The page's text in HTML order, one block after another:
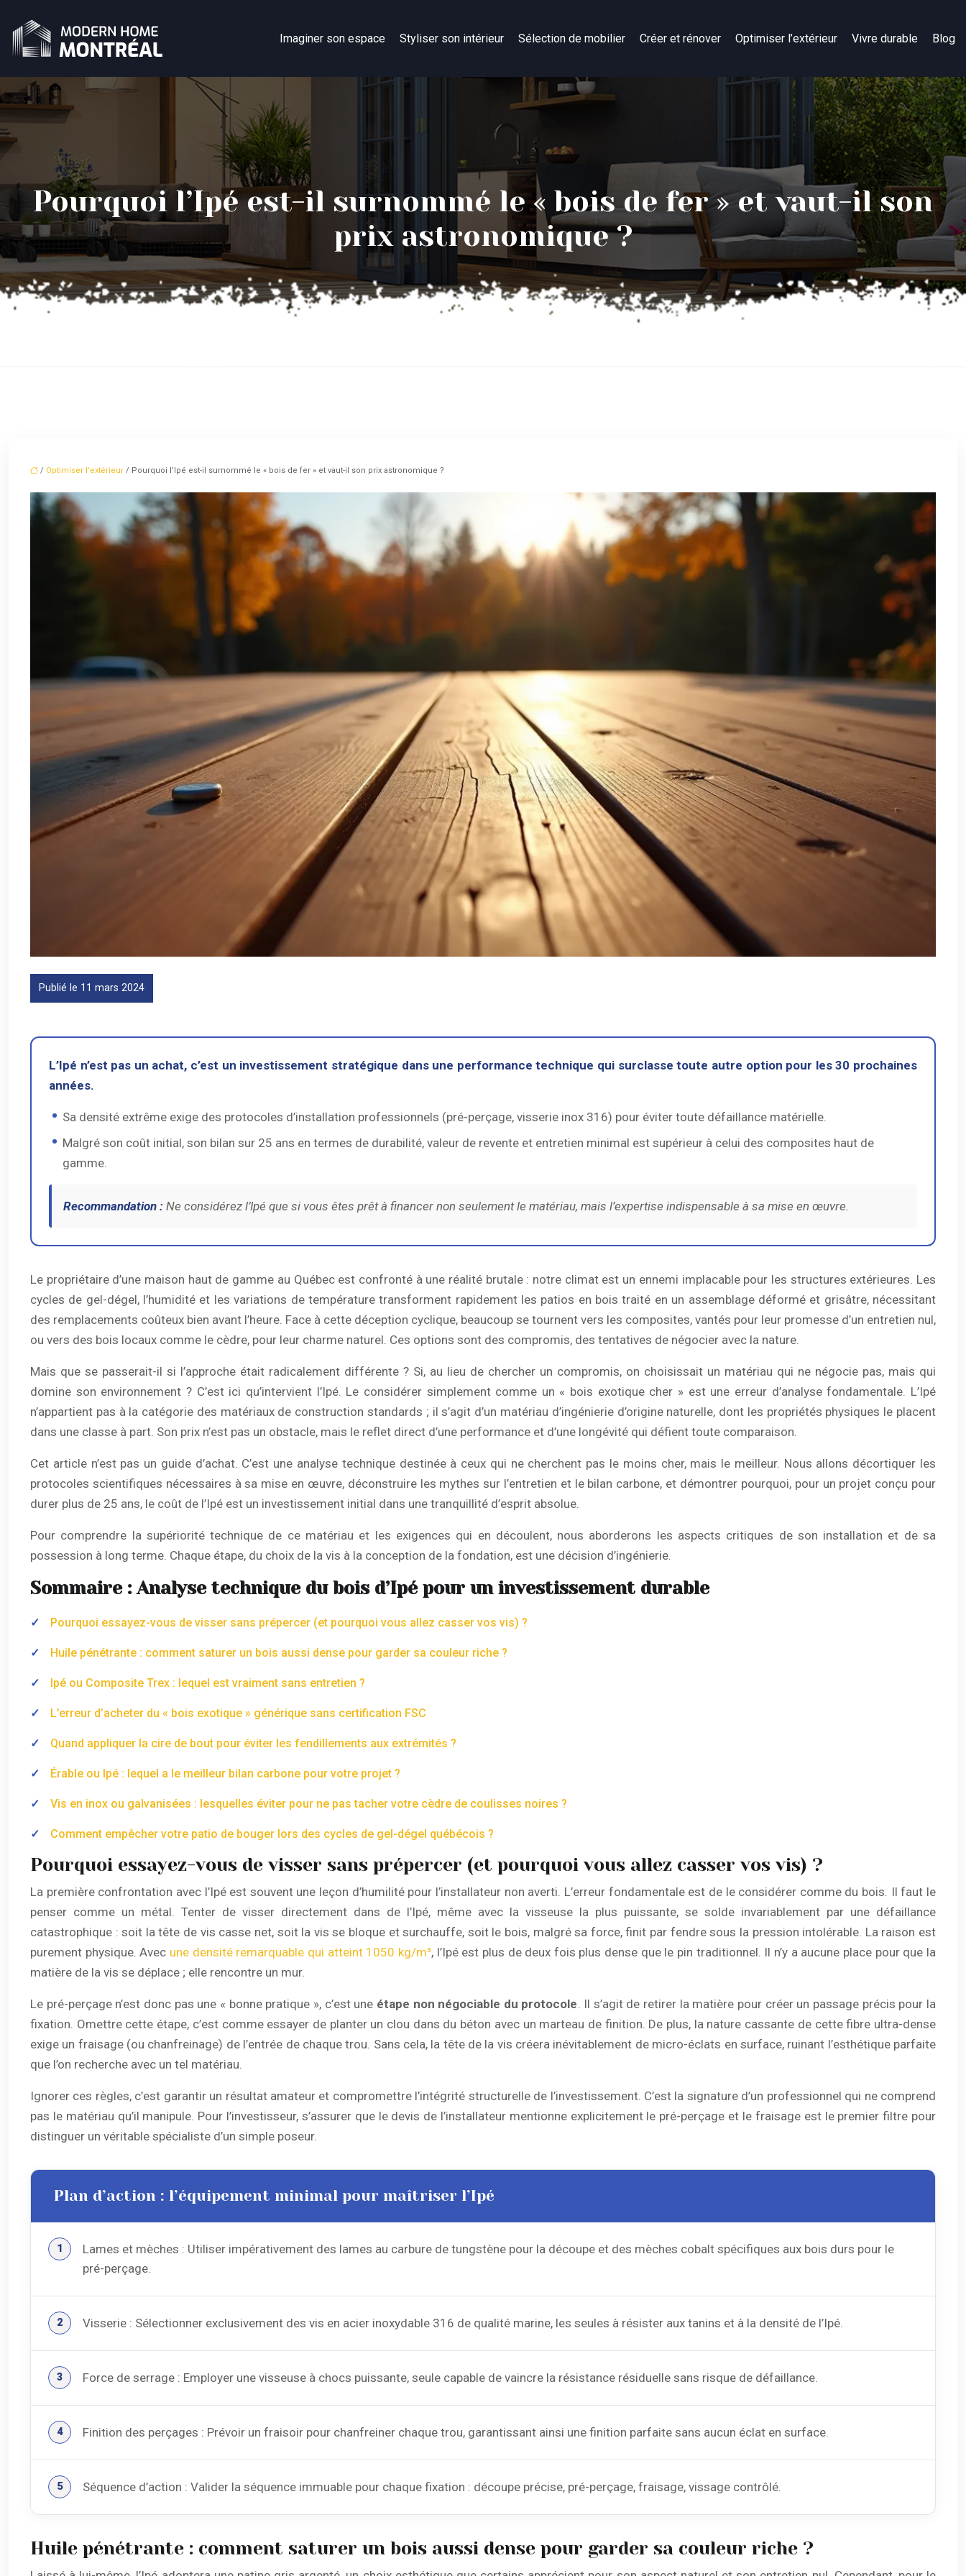
Imaginer son espace Styliser son intérieur Sélection de mobilier Créer et rénover Optimiser l’extérieur Vivre durable Blog
Pourquoi l’Ipé est-il surnommé le « bois de fer » et vaut-il son
prix astronomique ?
/ Optimiser l’extérieur / Pourquoi l’Ipé est-il surnommé le « bois de fer » et vaut-il son prix astronomique ?
Publié le 11 mars 2024
L’Ipé n’est pas un achat, c’est un investissement stratégique dans une performance technique qui surclasse toute autre option pour les 30 prochaines
années.
Sa densité extrême exige des protocoles d’installation professionnels (pré-perçage, visserie inox 316) pour éviter toute défaillance matérielle.
Malgré son coût initial, son bilan sur 25 ans en termes de durabilité, valeur de revente et entretien minimal est supérieur à celui des composites haut de
gamme.
Recommandation : Ne considérez l’Ipé que si vous êtes prêt à financer non seulement le matériau, mais l’expertise indispensable à sa mise en œuvre.
Le propriétaire d’une maison haut de gamme au Québec est confronté à une réalité brutale : notre climat est un ennemi implacable pour les structures extérieures. Les
cycles de gel-dégel, l’humidité et les variations de température transforment rapidement les patios en bois traité en un assemblage déformé et grisâtre, nécessitant
des remplacements coûteux bien avant l’heure. Face à cette déception cyclique, beaucoup se tournent vers les composites, vantés pour leur promesse d’un entretien nul,
ou vers des bois locaux comme le cèdre, pour leur charme naturel. Ces options sont des compromis, des tentatives de négocier avec la nature.
Mais que se passerait-il si l’approche était radicalement différente ? Si, au lieu de chercher un compromis, on choisissait un matériau qui ne négocie pas, mais qui
domine son environnement ? C’est ici qu’intervient l’Ipé. Le considérer simplement comme un « bois exotique cher » est une erreur d’analyse fondamentale. L’Ipé
n’appartient pas à la catégorie des matériaux de construction standards ; il s’agit d’un matériau d’ingénierie d’origine naturelle, dont les propriétés physiques le placent
dans une classe à part. Son prix n’est pas un obstacle, mais le reflet direct d’une performance et d’une longévité qui défient toute comparaison.
Cet article n’est pas un guide d’achat. C’est une analyse technique destinée à ceux qui ne cherchent pas le moins cher, mais le meilleur. Nous allons décortiquer les
protocoles scientifiques nécessaires à sa mise en œuvre, déconstruire les mythes sur l’entretien et le bilan carbone, et démontrer pourquoi, pour un projet conçu pour
durer plus de 25 ans, le coût de l’Ipé est un investissement initial dans une tranquillité d’esprit absolue.
Pour comprendre la supériorité technique de ce matériau et les exigences qui en découlent, nous aborderons les aspects critiques de son installation et de sa
possession à long terme. Chaque étape, du choix de la vis à la conception de la fondation, est une décision d’ingénierie.
Sommaire : Analyse technique du bois d’Ipé pour un investissement durable
Pourquoi essayez-vous de visser sans prépercer (et pourquoi vous allez casser vos vis) ?
Huile pénétrante : comment saturer un bois aussi dense pour garder sa couleur riche ?
Ipé ou Composite Trex : lequel est vraiment sans entretien ?
L’erreur d’acheter du « bois exotique » générique sans certification FSC
Quand appliquer la cire de bout pour éviter les fendillements aux extrémités ?
Érable ou Ipé : lequel a le meilleur bilan carbone pour votre projet ?
Vis en inox ou galvanisées : lesquelles éviter pour ne pas tacher votre cèdre de coulisses noires ?
Comment empêcher votre patio de bouger lors des cycles de gel-dégel québécois ?
Pourquoi essayez-vous de visser sans prépercer (et pourquoi vous allez casser vos vis) ?
La première confrontation avec l’Ipé est souvent une leçon d’humilité pour l’installateur non averti. L’erreur fondamentale est de le considérer comme du bois. Il faut le
penser comme un métal. Tenter de visser directement dans de l’Ipé, même avec la visseuse la plus puissante, se solde invariablement par une défaillance
catastrophique : soit la tête de vis casse net, soit la vis se bloque et surchauffe, soit le bois, malgré sa force, finit par fendre sous la pression intolérable. La raison est
purement physique. Avec une densité remarquable qui atteint 1050 kg/m³, l’Ipé est plus de deux fois plus dense que le pin traditionnel. Il n’y a aucune place pour que la
matière de la vis se déplace ; elle rencontre un mur.
Le pré-perçage n’est donc pas une « bonne pratique », c’est une étape non négociable du protocole . Il s’agit de retirer la matière pour créer un passage précis pour la
fixation. Omettre cette étape, c’est comme essayer de planter un clou dans du béton avec un marteau de finition. De plus, la nature cassante de cette fibre ultra-dense
exige un fraisage (ou chanfreinage) de l’entrée de chaque trou. Sans cela, la tête de la vis créera inévitablement de micro-éclats en surface, ruinant l’esthétique parfaite
que l’on recherche avec un tel matériau.
Ignorer ces règles, c’est garantir un résultat amateur et compromettre l’intégrité structurelle de l’investissement. C’est la signature d’un professionnel qui ne comprend
pas le matériau qu’il manipule. Pour l’investisseur, s’assurer que le devis de l’installateur mentionne explicitement le pré-perçage et le fraisage est le premier filtre pour
distinguer un véritable spécialiste d’un simple poseur.
Plan d’action : l’équipement minimal pour maîtriser l’Ipé
Lames et mèches : Utiliser impérativement des lames au carbure de tungstène pour la découpe et des mèches cobalt spécifiques aux bois durs pour le
pré-perçage.
Visserie : Sélectionner exclusivement des vis en acier inoxydable 316 de qualité marine, les seules à résister aux tanins et à la densité de l’Ipé.
Force de serrage : Employer une visseuse à chocs puissante, seule capable de vaincre la résistance résiduelle sans risque de défaillance.
Finition des perçages : Prévoir un fraisoir pour chanfreiner chaque trou, garantissant ainsi une finition parfaite sans aucun éclat en surface.
Séquence d’action : Valider la séquence immuable pour chaque fixation : découpe précise, pré-perçage, fraisage, vissage contrôlé.
Huile pénétrante : comment saturer un bois aussi dense pour garder sa couleur riche ?